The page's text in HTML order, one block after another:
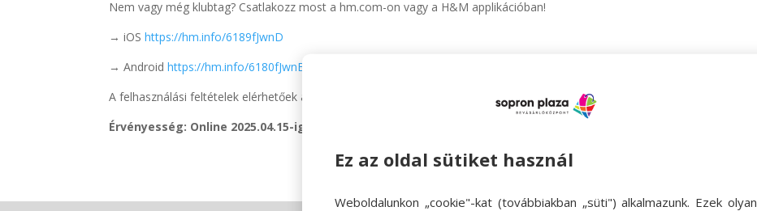
Nem vagy még klubtag? Csatlakozz most a hm.com-on vagy a H&M applikációban!
→ iOShttps://hm.info/6189fJwnD
→ Androidhttps://hm.info/6180fJwnE
A felhasználási feltételek elérhetőek az üzletekben és a hm.com-on.
Érvényesség: Online 2025.04.15-ig, üzletekben 2025.04.19-ig
Ez az oldal sütiket használ
Weboldalunkon „cookie"-kat (továbbiakban „süti") alkalmazunk. Ezek olyan